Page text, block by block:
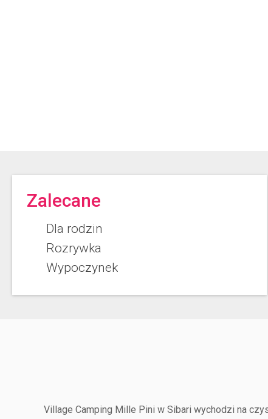
Zalecane
Dla rodzin
Rozrywka
Wypoczynek
Village Camping Mille Pini w Sibari wychodzi na